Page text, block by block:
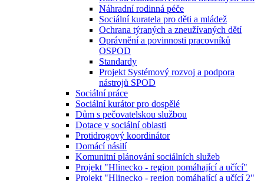
Náhradní rodinná péče
Sociální kuratela pro děti a mládež
Ochrana týraných a zneužívaných dětí
Oprávnění a povinnosti pracovníků
OSPOD
Standardy
Projekt Systémový rozvoj a podpora
nástrojů SPOD
Sociální práce
Sociální kurátor pro dospělé
Dům s pečovatelskou službou
Dotace v sociální oblasti
Protidrogový koordinátor
Domácí násilí
Komunitní plánování sociálních služeb
Projekt "Hlinecko - region pomáhající a učící"
Projekt "Hlinecko - region pomáhající a učící 2"